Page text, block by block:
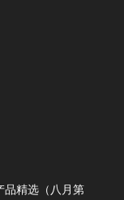
精选（八月第